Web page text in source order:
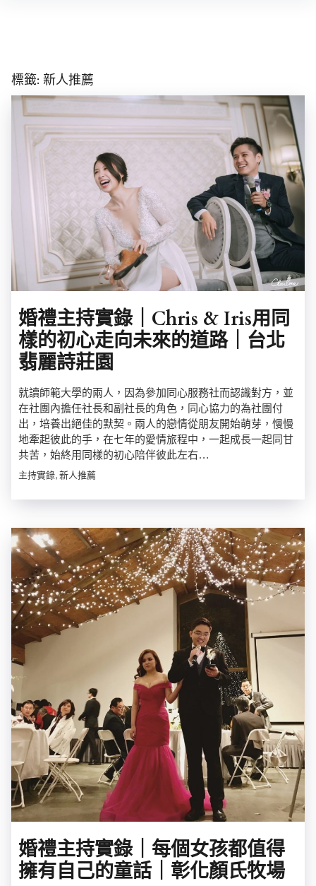
標籤: 新人推薦
婚禮主持實錄｜Chris & Iris用同
樣的初心走向未來的道路｜台北
翡麗詩莊園
就讀師範大學的兩人，因為參加同心服務社而認識對方，並
在社團內擔任社長和副社長的角色，同心協力的為社團付
出，培養出絕佳的默契。兩人的戀情從朋友開始萌芽，慢慢
地牽起彼此的手，在七年的愛情旅程中，一起成長一起同甘
共苦，始終用同樣的初心陪伴彼此左右…
主持實錄, 新人推薦
婚禮主持實錄｜每個女孩都值得
擁有自己的童話｜彰化顏氏牧場